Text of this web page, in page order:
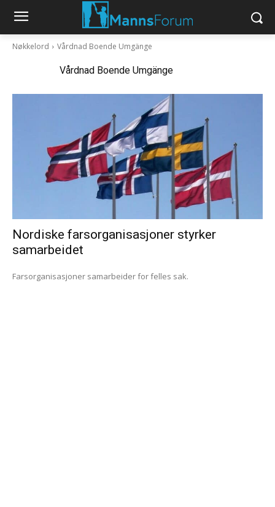
Nøkkelord Vårdnad Boende Umgänge
Vårdnad Boende Umgänge
Nordiske farsorganisasjoner styrker
samarbeidet
Farsorganisasjoner samarbeider for felles sak.